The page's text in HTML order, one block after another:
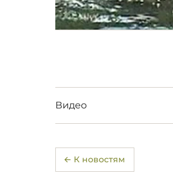
Видео
← К новостям